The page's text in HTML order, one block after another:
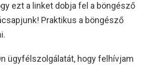
ezt a linket dobja fel a böngésző
Praktikus a böngésző
ügyfélszolgálatát, hogy felhívjam